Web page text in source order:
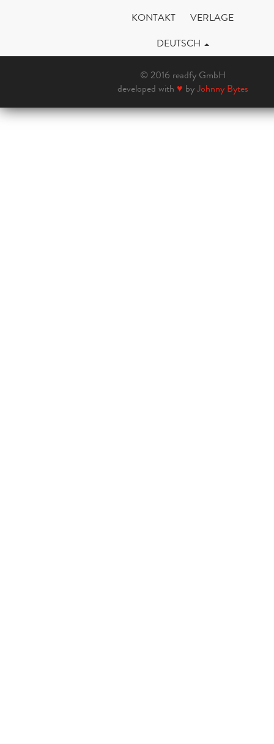
KONTAKT
VERLAGE
DEUTSCH
© 2016 readfy GmbH
developed with ♥ byJohnny Bytes